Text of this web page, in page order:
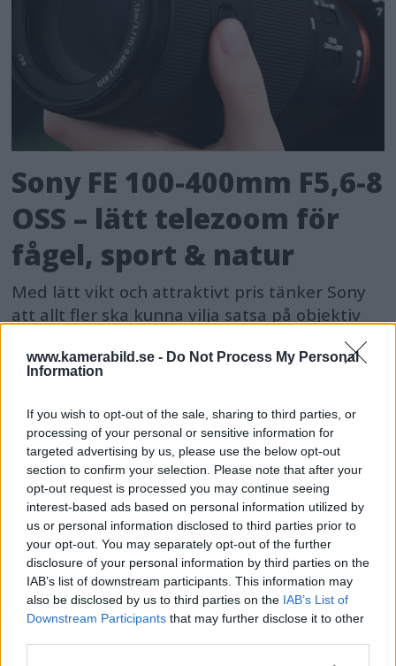
www.kamerabild.se - Do Not Process My Personal
Information
If you wish to opt-out of the sale, sharing to third parties, or
processing of your personal or sensitive information for
targeted advertising by us, please use the below opt-out
section to confirm your selection. Please note that after your
opt-out request is processed you may continue seeing
interest-based ads based on personal information utilized by
us or personal information disclosed to third parties prior to
your opt-out. You may separately opt-out of the further
disclosure of your personal information by third parties on the
IAB’s list of downstream participants. This information may
also be disclosed by us to third parties on the IAB’s List of
Downstream Participants that may further disclose it to other
Sony FE 100-400mm F5,6-8
OSS – lätt telezoom för
fågel, sport & natur
Med lätt vikt och attraktivt pris tänker Sony
att allt fler ska kunna vilja satsa på objektiv
som når långt – och då med ett objektiv som
presterar bra utan att ligga i proffssegmentet.
Sociala medier tidigt ger